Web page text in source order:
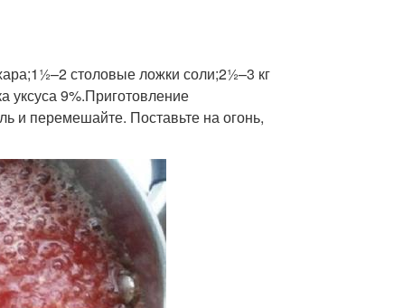
столовые ложки соли;2½–3 кг
уксуса 9%.Приготовление
и перемешайте. Поставьте на огонь,